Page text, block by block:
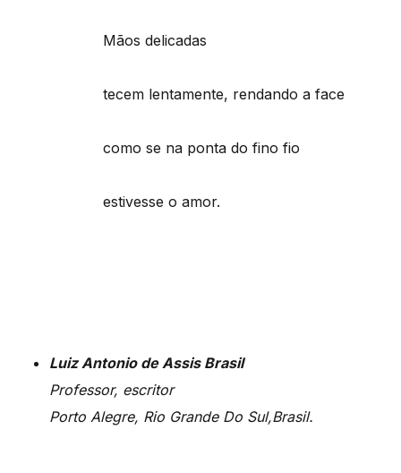
Mãos delicadas
tecem lentamente, rendando a face
como se na ponta do fino fio
estivesse o amor.
Luiz Antonio de Assis Brasil
Professor, escritor
Porto Alegre, Rio Grande Do Sul,Brasil.